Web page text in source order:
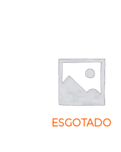
ESGOTADO